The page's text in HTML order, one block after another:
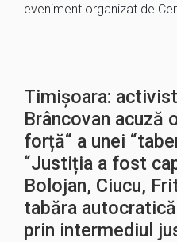
eveniment organizat de
Timișoara:
Brâncovan acuză
forță“ a unei
“Justiția a fost
Bolojan, Ciucu,
tabăra
prin intermediul